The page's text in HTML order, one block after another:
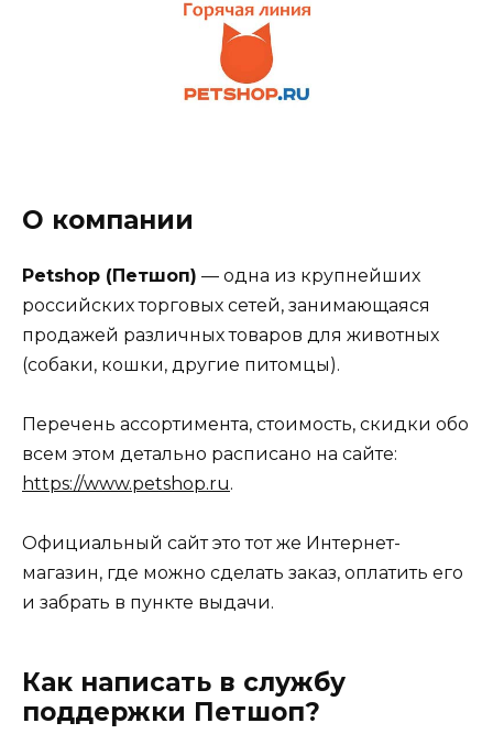
О компании
Petshop (Петшоп) — одна из крупнейших
российских торговых сетей, занимающаяся
продажей различных товаров для животных
(собаки, кошки, другие питомцы).
Перечень ассортимента, стоимость, скидки обо
всем этом детально расписано на сайте:
https://www.petshop.ru.
Официальный сайт это тот же Интернет-
магазин, где можно сделать заказ, оплатить его
и забрать в пункте выдачи.
Как написать в службу
поддержки Петшоп?